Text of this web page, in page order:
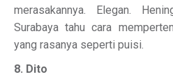
merasakannya. Elegan.
Surabaya tahu cara
yang rasanya seperti puisi.
8. Dito